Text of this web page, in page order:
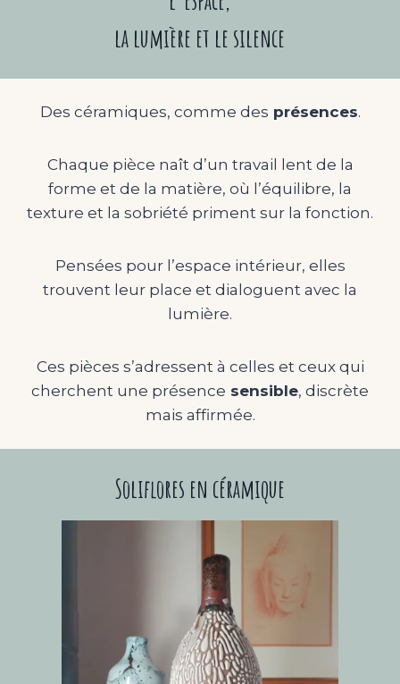
la lumière et le silence
Des céramiques, comme des présences.
Chaque pièce naît d’un travail lent de la
forme et de la matière, où l’équilibre, la
texture et la sobriété priment sur la fonction.
Pensées pour l’espace intérieur, elles
trouvent leur place et dialoguent avec la
lumière.
Ces pièces s’adressent à celles et ceux qui
cherchent une présence sensible, discrète
mais affirmée.
Soliflores en céramique